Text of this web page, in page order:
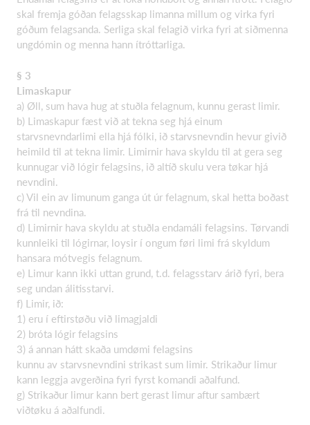
skal fremja góðan felagsskap limanna millum og virka fyri
góðum felagsanda. Serliga skal felagið virka fyri at siðmenna
ungdómin og menna hann ítróttarliga.
§ 3
Limaskapur
a) Øll, sum hava hug at stuðla felagnum, kunnu gerast limir.
b) Limaskapur fæst við at tekna seg hjá einum
starvsnevndarlimi ella hjá fólki, ið starvsnevndin hevur givið
heimild til at tekna limir. Limirnir hava skyldu til at gera seg
kunnugar við lógir felagsins, ið altíð skulu vera tøkar hjá
nevndini.
c) Vil ein av limunum ganga út úr felagnum, skal hetta boðast
frá til nevndina.
d) Limirnir hava skyldu at stuðla endamáli felagsins. Tørvandi
kunnleiki til lógirnar, loysir í ongum føri limi frá skyldum
hansara mótvegis felagnum.
e) Limur kann ikki uttan grund, t.d. felagsstarv árið fyri, bera
seg undan álitisstarvi.
f) Limir, ið:
1) eru í eftirstøðu við limagjaldi
2) bróta lógir felagsins
3) á annan hátt skaða umdømi felagsins
kunnu av starvsnevndini strikast sum limir. Strikaður limur
kann leggja avgerðina fyri fyrst komandi aðalfund.
g) Strikaður limur kann bert gerast limur aftur sambært
viðtøku á aðalfundi.